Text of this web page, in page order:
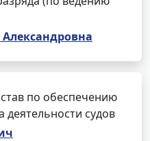
по обеспечению
деятельности судов